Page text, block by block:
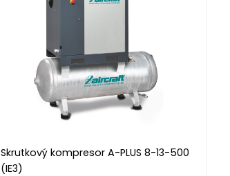
Skrutkový kompresor A-PLUS 8-13-500
(IE3)